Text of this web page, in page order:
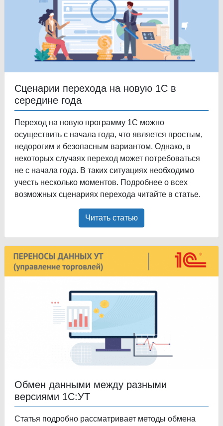
Сценарии перехода на новую 1С в
середине года
Переход на новую программу 1С можно
осуществить с начала года, что является простым,
недорогим и безопасным вариантом. Однако, в
некоторых случаях переход может потребоваться
не с начала года. В таких ситуациях необходимо
учесть несколько моментов. Подробнее о всех
возможных сценариях перехода читайте в статье.
Читать статью
Обмен данными между разными
версиями 1С:УТ
Статья подробно рассматривает методы обмена